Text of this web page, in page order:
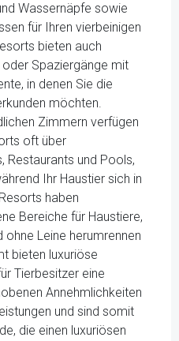
Wassernäpfe sowie
für Ihren vierbeinigen
bieten auch
Spaziergänge mit
in denen Sie die
möchten.
Zimmern verfügen
oft über
Restaurants und Pools,
Ihr Haustier sich in
haben
Bereiche für Haustiere,
ohne Leine herumrennen
bieten luxuriöse
Tierbesitzer eine
Annehmlichkeiten
und sind somit
die einen luxuriösen